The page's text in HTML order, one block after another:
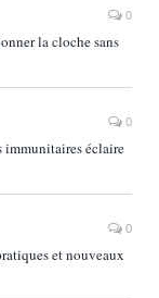
0
la cloche sans
0
immunitaires éclaire
0
et nouveaux